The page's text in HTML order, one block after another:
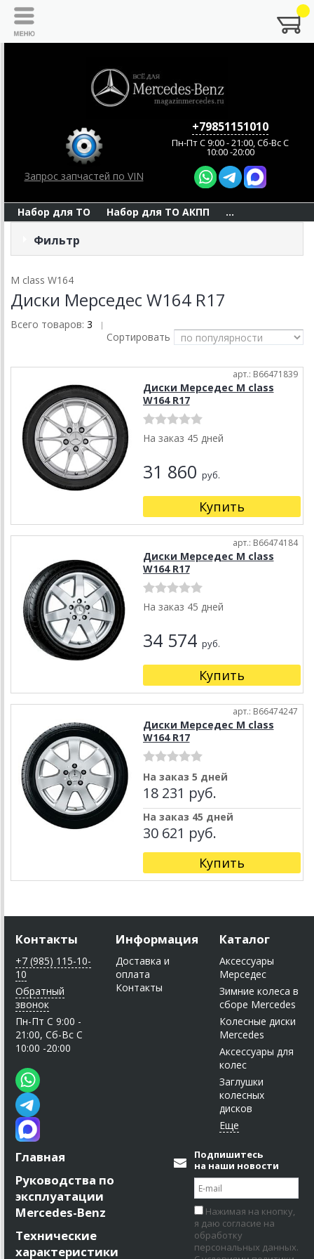
Запрос запчастей по VIN
+79851151010
Пн-Пт C 9:00 - 21:00, Сб-Вс С
10:00 -20:00
Набор для ТО Набор для ТО АКПП ...
Фильтр
M class W164
Диски Мерседес W164 R17
Всего товаров: 3 |
Сортировать
арт.: B66471839
Диски Мерседес M class
W164 R17
На заказ 45 дней
31 860 руб.
Купить
арт.: B66474184
Диски Мерседес M class
W164 R17
На заказ 45 дней
34 574 руб.
Купить
арт.: B66474247
Диски Мерседес M class
W164 R17
На заказ 5 дней
18 231 руб.
На заказ 45 дней
30 621 руб.
Купить
Контакты
+7 (985) 115-10-
10
Обратный
звонок
Пн-Пт C 9:00 -
21:00, Сб-Вс С
10:00 -20:00
Информация
Доставка и
оплата
Контакты
Каталог
Аксессуары
Мерседес
Зимние колеса в
сборе Mercedes
Колесные диски
Mercedes
Аксессуары для
колес
Заглушки
колесных
дисков
Главная
Руководства по
эксплуатации
Mercedes-Benz
Технические
характеристики
Подпишитесь
на наши новости
Нажимая на кнопку,
я даю согласие на
обработку
персональных данных.